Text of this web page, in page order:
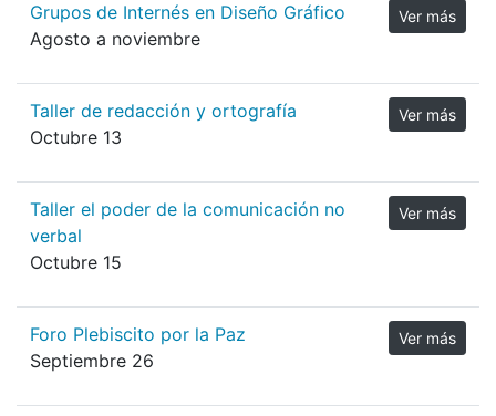
Grupos de Internés en Diseño Gráfico
Agosto a noviembre
Ver más
Taller de redacción y ortografía
Octubre 13
Ver más
Taller el poder de la comunicación no
verbal
Octubre 15
Ver más
Foro Plebiscito por la Paz
Septiembre 26
Ver más